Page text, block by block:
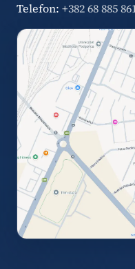
Telefon: +382 68 885